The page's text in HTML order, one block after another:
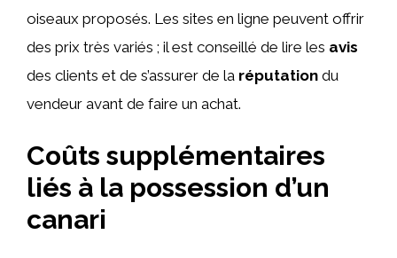
oiseaux proposés. Les sites en ligne peuvent offrir
des prix très variés ; il est conseillé de lire les avis
des clients et de s’assurer de la réputation du
vendeur avant de faire un achat.
Coûts supplémentaires
liés à la possession d’un
canari